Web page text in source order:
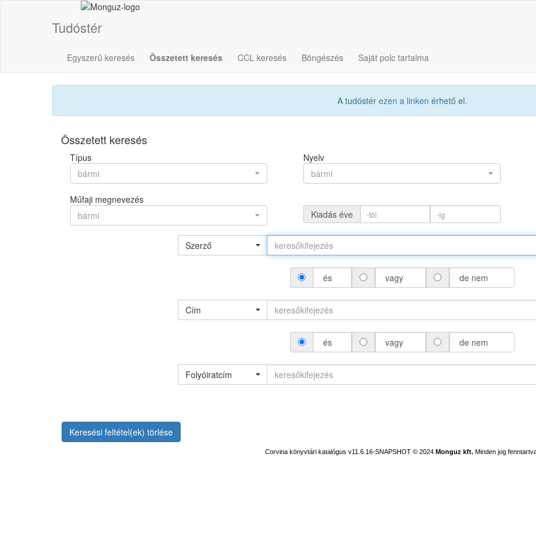
Tudóstér
Egyszerű keresés Összetett keresés CCL keresés Böngészés Saját polc tartalma
A tudóstér ezen a linken érhető el.
Összetett keresés
Típus
bármi
Nyelv
bármi
Műfaji megnevezés
bármi
Kiadás éve
Szerző
és vagy de nem
Cím
és vagy de nem
Folyóiratcím
Keresési feltétel(ek) törlése
Corvina könyvtári katalógus v11.6.16-SNAPSHOT © 2024 Monguz kft. Minden jog